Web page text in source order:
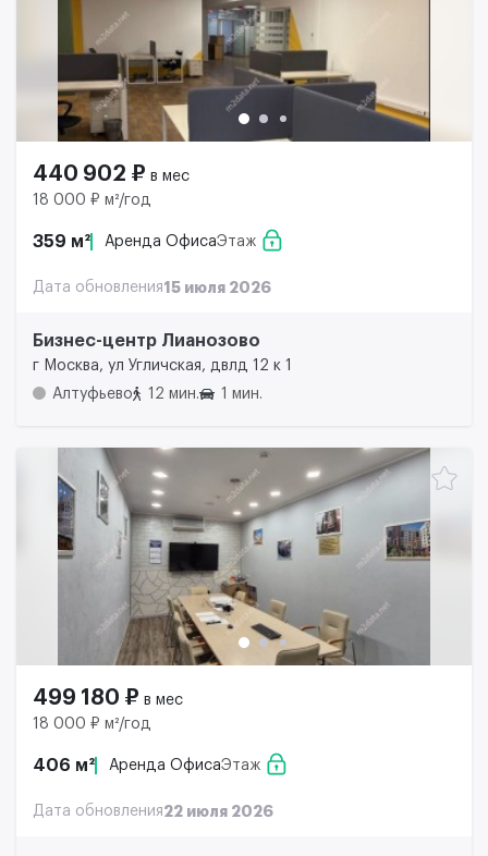
440 902 ₽ в мес
18 000 ₽ м²/год
359 м² Аренда ОфисаЭтаж
Дата обновления15 июля 2026
Бизнес-центр Лианозово
г Москва, ул Угличская, двлд 12 к 1
Алтуфьево
12 мин. 1 мин.
499 180 ₽ в мес
18 000 ₽ м²/год
406 м² Аренда ОфисаЭтаж
Дата обновления22 июля 2026